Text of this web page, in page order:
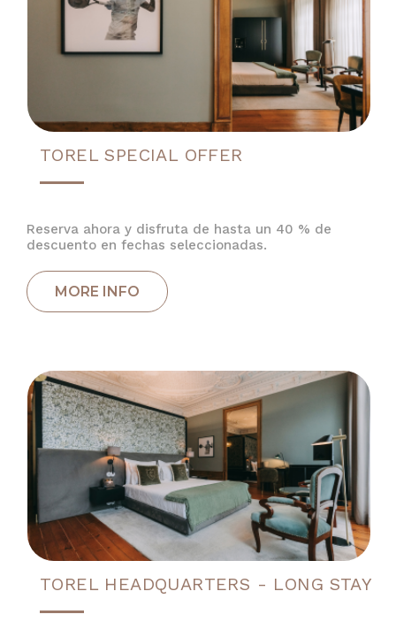
TOREL SPECIAL OFFER
Reserva ahora y disfruta de hasta un 40 % de
descuento en fechas seleccionadas.
TOREL HEADQUARTERS - LONG STAY